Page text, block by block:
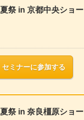
祭 in 京都中央ショー
セミナーに参加する
祭 in 奈良橿原ショー